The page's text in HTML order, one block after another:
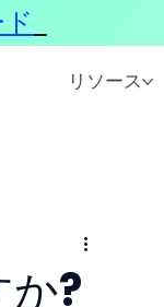
リソース
?